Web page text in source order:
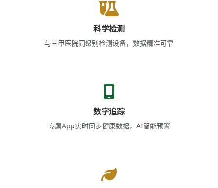
科学检测
与三甲医院同级别检测设备，数据精准可靠
数字追踪
专属App实时同步健康数据，AI智能预警